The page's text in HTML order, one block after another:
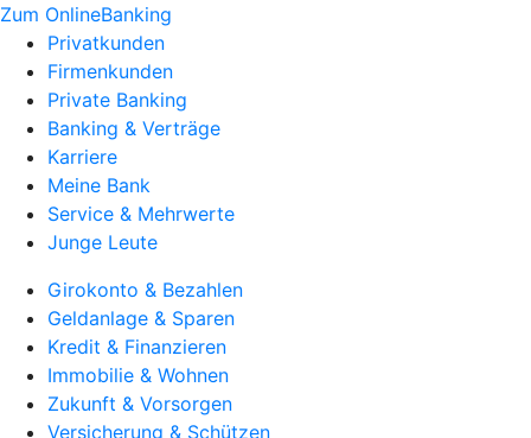
Zum OnlineBanking
Privatkunden
Firmenkunden
Private Banking
Banking & Verträge
Karriere
Meine Bank
Service & Mehrwerte
Junge Leute
Girokonto & Bezahlen
Geldanlage & Sparen
Kredit & Finanzieren
Immobilie & Wohnen
Zukunft & Vorsorgen
Versicherung & Schützen